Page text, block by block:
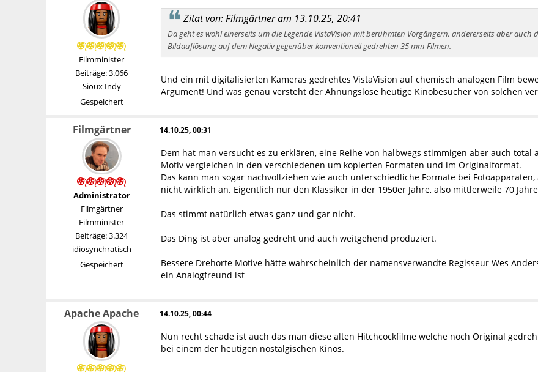
Filmminister
Beiträge: 3.066
Sioux Indy
Gespeichert
Zitat von: Filmgärtner am 13.10.25, 20:41
Da geht es wohl einerseits um die Legende VistaVision mit berühmten Vorgängern, andererseits aber
Bildauflösung auf dem Negativ gegenüber konventionell gedrehten 35 mm-Filmen.
Und ein mit digitalisierten Kameras gedrehtes VistaVision auf chemisch analogen Film
Argument! Und was genau versteht der Ahnungslose heutige Kinobesucher von solchen
Filmgärtner
Administrator
Filmgärtner
Filmminister
Beiträge: 3.324
idiosynchratisch
Gespeichert
14.10.25, 00:31
Dem hat man versucht es zu erklären, eine Reihe von halbwegs stimmigen aber auch
Motiv vergleichen in den verschiedenen um kopierten Formaten und im Originalformat.
Das kann man sogar nachvollziehen wie auch unterschiedliche Formate bei
nicht wirklich an. Eigentlich nur den Klassiker in der 1950er Jahre, also mittlerweile 70
Das stimmt natürlich etwas ganz und gar nicht.
Das Ding ist aber analog gedreht und auch weitgehend produziert.
Bessere Drehorte Motive hätte wahrscheinlich der namensverwandte Regisseur Wes
ein Analogfreund ist
Apache Apache 14.10.25, 00:44
Nun recht schade ist auch das man diese alten Hitchcockfilme welche noch Original
bei einem der heutigen nostalgischen Kinos.